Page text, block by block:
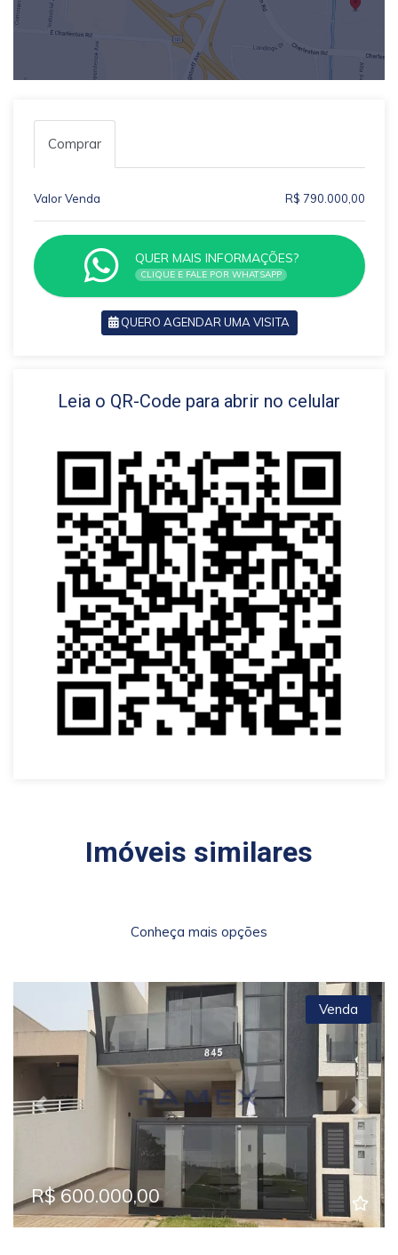
Comprar
Valor Venda R$ 790.000,00
QUER MAIS INFORMAÇÕES?
CLIQUE E FALE POR WHATSAPP
QUERO AGENDAR UMA VISITA
VOLTAR
Leia o QR-Code para abrir no celular
Imóveis similares
Conheça mais opções
Previous Next
Venda
R$ 600.000,00